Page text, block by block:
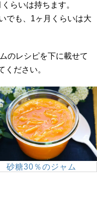
らいは持ちます。
でも、1ヶ月くらいは大
のレシピを下に載せて
ください。
砂糖30％のジャム